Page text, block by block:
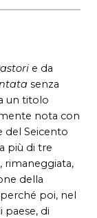
e da
senza
un titolo
nota con
del Seicento
più di tre
rimaneggiata,
della
perché poi, nel
di